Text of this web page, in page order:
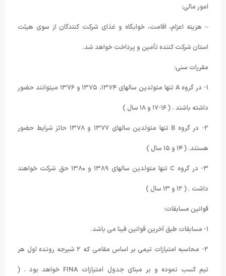
امور مالی:
– هزینه اعزام، اقامت، خوابگاه و غذای شرکت کنندگان از سوی هیئت
استان شرکت کننده تأمین و پرداخت خواهد شد.
مقررات سنی:
۱- در گروه A تنها متولدین سالهای ۱۳۷۴، ۱۳۷۵ و ۱۳۷۶ میتوانند حضور
داشته باشند . ( ۱۶-۱۷ و ۱۸ سال )
۲- در گروه B تنها متولدین سالهای ۱۳۷۷ و ۱۳۷۸ حائز شرایط حضور
هستند. ( ۱۴ و ۱۵ سال )
۳- در گروه C تنها متولدین سالهای ۱۳۸۹ و ۱۳۸۰ حق شرکت خواهند
داشت . ( ۱۲ و ۱۳ سال )
قوانین مسابقات:
۲- محاسبه امتیازات تیمی بر اساس مقامی که ۲ شیرجه رونده اول هر
تیم کسب نموده و بر مبنای جدول امتیازات FINA خواهد بود . (